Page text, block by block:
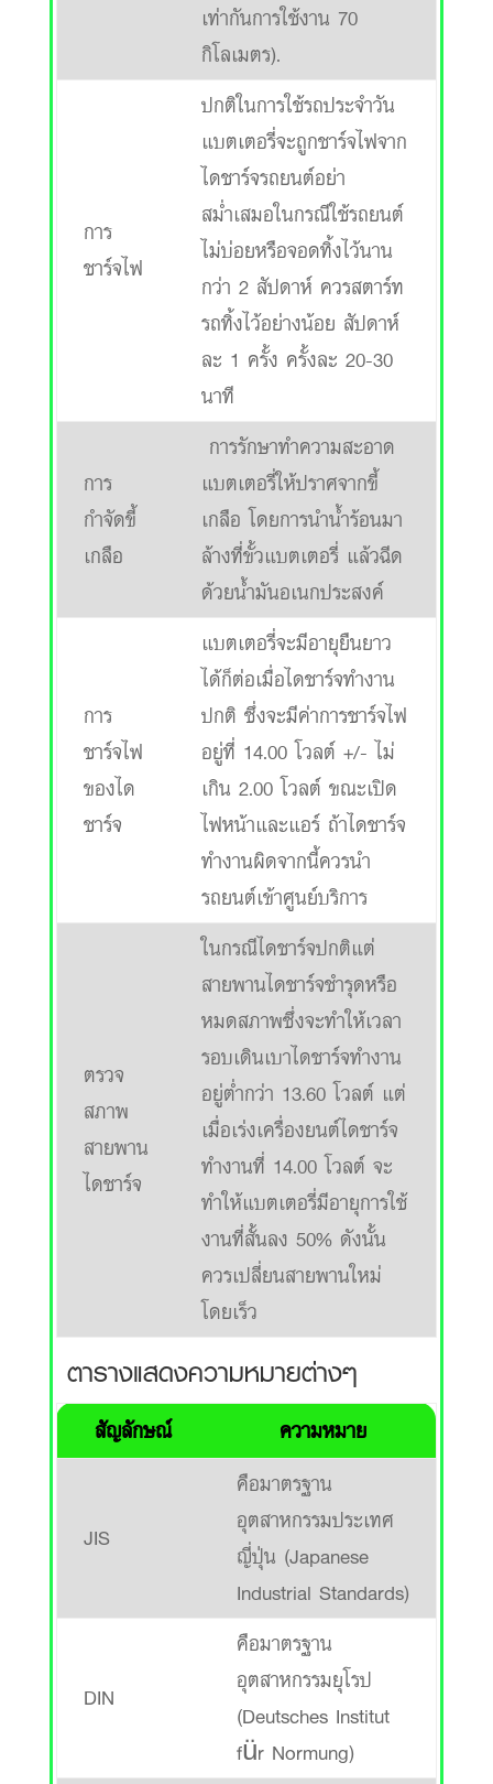
เท่ากันการใช้งาน 70
กิโลเมตร).
การ
ชาร์จไฟ
ปกติในการใช้รถประจำวัน
แบตเตอรี่จะถูกชาร์จไฟจาก
ไดชาร์จรถยนต์อย่า
สม่ำเสมอในกรณีใช้รถยนต์
ไม่บ่อยหรือจอดทิ้งไว้นาน
กว่า 2 สัปดาห์ ควรสตาร์ท
รถทิ้งไว้อย่างน้อย สัปดาห์
ละ 1 ครั้ง ครั้งละ 20-30
นาที
การ
กำจัดขี้
เกลือ
การรักษาทำความสะอาด
แบตเตอรี่ให้ปราศจากขี้
เกลือ โดยการนำน้ำร้อนมา
ล้างที่ขั้วแบตเตอรี่ แล้วฉีด
ด้วยน้ำมันอเนกประสงค์
การ
ชาร์จไฟ
ของได
ชาร์จ
แบตเตอรี่จะมีอายุยืนยาว
ได้ก็ต่อเมื่อไดชาร์จทำงาน
ปกติ ซึ่งจะมีค่าการชาร์จไฟ
อยู่ที่ 14.00 โวลต์ +/- ไม่
เกิน 2.00 โวลต์ ขณะเปิด
ไฟหน้าและแอร์ ถ้าไดชาร์จ
ทำงานผิดจากนี้ควรนำ
รถยนต์เข้าศูนย์บริการ
ตรวจ
สภาพ
สายพาน
ไดชาร์จ
ในกรณีไดชาร์จปกติแต่
สายพานไดชาร์จชำรุดหรือ
หมดสภาพซึ่งจะทำให้เวลา
รอบเดินเบาไดชาร์จทำงาน
อยู่ต่ำกว่า 13.60 โวลต์ แต่
เมื่อเร่งเครื่องยนต์ไดชาร์จ
ทำงานที่ 14.00 โวลต์ จะ
ทำให้แบตเตอรี่มีอายุการใช้
งานที่สั้นลง 50% ดังนั้น
ควรเปลี่ยนสายพานใหม่
โดยเร็ว
ตารางแสดงความหมายต่างๆ
สัญลักษณ์ ความหมาย
JIS
คือมาตรฐาน
อุตสาหกรรมประเทศ
ญี่ปุ่น (Japanese
Industrial Standards)
DIN
คือมาตรฐาน
อุตสาหกรรมยุโรป
(Deutsches Institut
für Normung)